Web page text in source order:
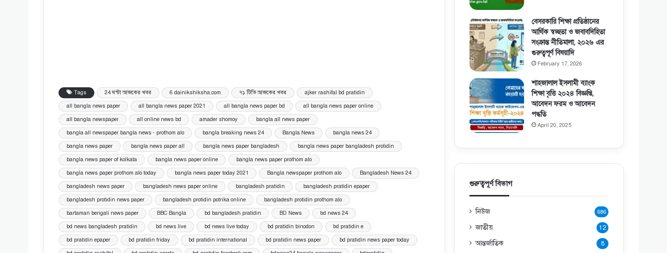
Tags 24 ঘন্টা আজকের খবর 6 dainikshiksha.com ৭১ টিভি আজকের খবর ajker rashifal bd pratidin
all bangla news paper all bangla news paper 2021 all bangla news paper bd all bangla news paper online
all bangla newspaper all online news bd amader shomoy bangla all news paper
bangla all newspaper bangla news - prothom alo bangla breaking news 24 Bangla News bangla news 24
bangla news paper bangla news paper all bangla news paper bangladesh bangla news paper bangladesh protidin
bangla news paper of kolkata bangla news paper online bangla news paper prothom alo
bangla news paper prothom alo today bangla news paper today 2021 Bangla newspaper prothom alo Bangladesh News 24
bangladesh news paper bangladesh news paper online bangladesh pratidin bangladesh pratidin epaper
bangladesh protidin news paper bangladesh protidin potrika online bangladesh protidin prothom alo
bartaman bengali news paper BBC Bangla bd bangladesh pratidin BD News bd news 24
bd news bangladesh pratidin bd news live bd news live today bd pratidin binodon bd pratidin e
bd pratidin epaper bd pratidin friday bd pratidin international bd pratidin news paper bd pratidin news paper today
বেসরকারি শিক্ষা প্রতিষ্ঠানের
আর্থিক স্বচ্ছতা ও জবাবদিহিতা
সংক্রান্ত নীতিমালা, ২০২৬ এর
গুরুত্বপূর্ণ বিষয়াদি
February 17, 2026
শাহজালাল ইসলামী ব্যাংক
শিক্ষা বৃত্তি ২০২৪ বিজ্ঞপ্তি,
আবেদন ফরম ও আবেদন
পদ্ধতি
April 20, 2025
গুরুত্বপূর্ণ বিভাগ
নিউজ 686
জাতীয় 12
আন্তর্জাতিক 8